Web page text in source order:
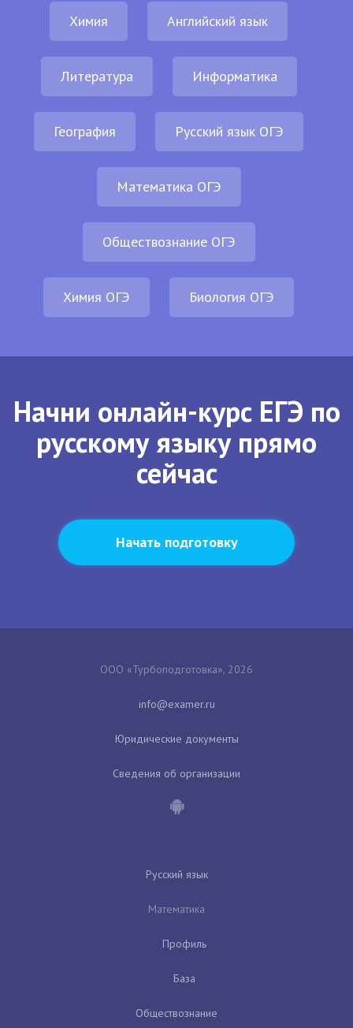
Химия Английский язык
Литература Информатика
География Русский язык ОГЭ
Математика ОГЭ
Обществознание ОГЭ
Химия ОГЭ Биология ОГЭ
Начни онлайн-курс ЕГЭ по
русскому языку прямо
сейчас
Начать подготовку
ООО «Турбоподготовка», 2026
Юридические документы
Сведения об организации
Русский язык
Математика
Профиль
База
Обществознание